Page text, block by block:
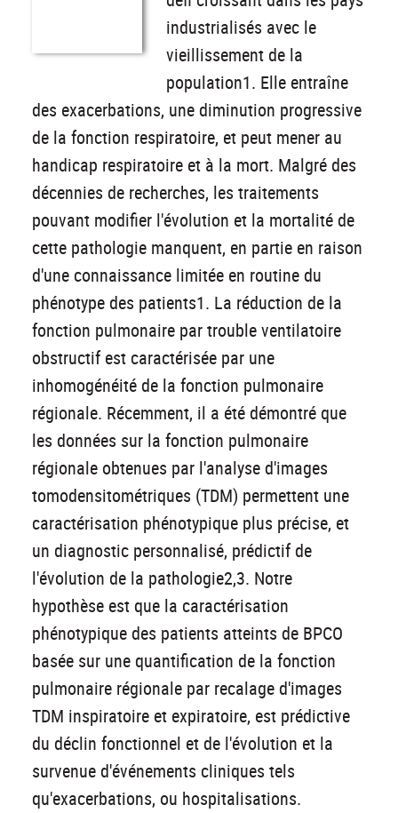
industrialisés avec le
vieillissement de la
population1. Elle entraîne
des exacerbations, une diminution progressive
de la fonction respiratoire, et peut mener au
handicap respiratoire et à la mort. Malgré des
décennies de recherches, les traitements
pouvant modifier l'évolution et la mortalité de
cette pathologie manquent, en partie en raison
d'une connaissance limitée en routine du
phénotype des patients1. La réduction de la
fonction pulmonaire par trouble ventilatoire
obstructif est caractérisée par une
inhomogénéité de la fonction pulmonaire
régionale. Récemment, il a été démontré que
les données sur la fonction pulmonaire
régionale obtenues par l'analyse d'images
tomodensitométriques (TDM) permettent une
caractérisation phénotypique plus précise, et
un diagnostic personnalisé, prédictif de
l'évolution de la pathologie2,3. Notre
hypothèse est que la caractérisation
phénotypique des patients atteints de BPCO
basée sur une quantification de la fonction
pulmonaire régionale par recalage d'images
TDM inspiratoire et expiratoire, est prédictive
du déclin fonctionnel et de l'évolution et la
survenue d'événements cliniques tels
qu'exacerbations, ou hospitalisations.